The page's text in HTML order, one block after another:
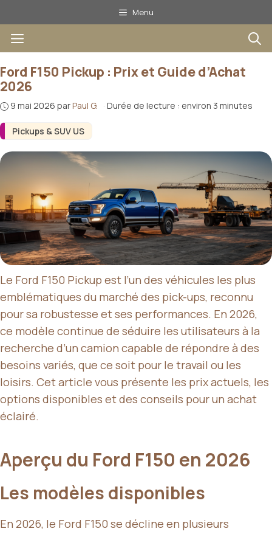
au
contenu
Menu
Menu
Pickups & SUV US
Ford F150 Pickup : Prix et Guide d’Achat
2026
9 mai 2026 parPaul G. · Durée de lecture : environ 3 minutes
Le Ford F150 Pickup est l’un des véhicules les plus
emblématiques du marché des pick-ups, reconnu
pour sa robustesse et ses performances. En 2026,
ce modèle continue de séduire les utilisateurs à la
recherche d’un camion capable de répondre à des
besoins variés, que ce soit pour le travail ou les
loisirs. Cet article vous présente les prix actuels, les
options disponibles et des conseils pour un achat
éclairé.
Aperçu du Ford F150 en 2026
Les modèles disponibles
En 2026, le Ford F150 se décline en plusieurs